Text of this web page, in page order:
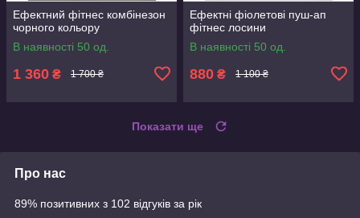
Ефектний фітнес комбінезон
чорного кольору
В наявності 50 од.
1 360 ₴ 1 700 ₴
Ефектні фіолетові пуш-ап
фітнес лосини
В наявності 50 од.
880 ₴ 1 100 ₴
Показати ще
Про нас
89% позитивних з 102 відгуків за рік